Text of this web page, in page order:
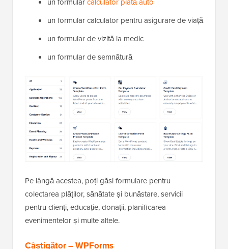
un formular calculator pentru asigurare de viață
un formular de vizită la medic
un formular de semnătură
Pe lângă acestea, poți găsi formulare pentru
colectarea plăților, sănătate și bunăstare, servicii
pentru clienți, educație, donații, planificarea
evenimentelor și multe altele.
Câștigător – WPForms